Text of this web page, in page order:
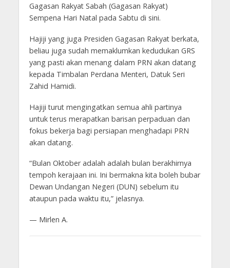
Gagasan Rakyat Sabah (Gagasan Rakyat)
Sempena Hari Natal pada Sabtu di sini.
Hajiji yang juga Presiden Gagasan Rakyat berkata,
beliau juga sudah memaklumkan kedudukan GRS
yang pasti akan menang dalam PRN akan datang
kepada Timbalan Perdana Menteri, Datuk Seri
Zahid Hamidi.
Hajiji turut mengingatkan semua ahli partinya
untuk terus merapatkan barisan perpaduan dan
fokus bekerja bagi persiapan menghadapi PRN
akan datang.
“Bulan Oktober adalah adalah bulan berakhirnya
tempoh kerajaan ini. Ini bermakna kita boleh bubar
Dewan Undangan Negeri (DUN) sebelum itu
ataupun pada waktu itu,” jelasnya.
— Mirlen A.